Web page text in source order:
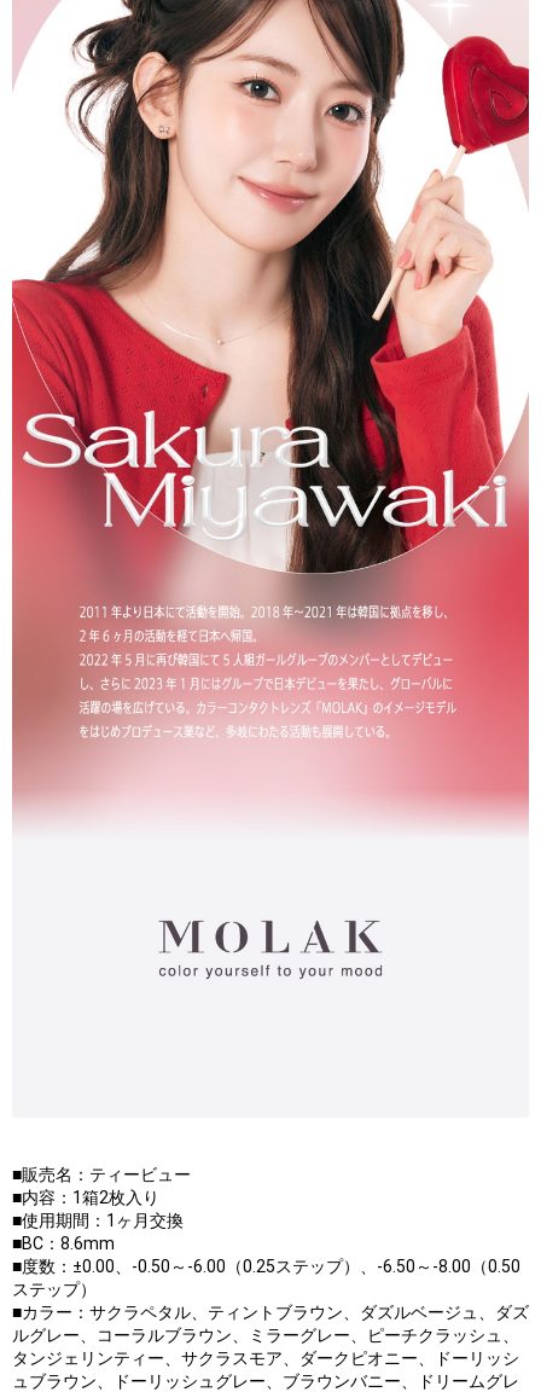
■販売名：ティービュー
■内容：1箱2枚入り
■使用期間：1ヶ月交換
■BC：8.6mm
■度数：±0.00、-0.50～-6.00（0.25ステップ）、-6.50～-8.00（0.50
ステップ）
■カラー：サクラペタル、ティントブラウン、ダズルベージュ、ダズ
ルグレー、コーラルブラウン、ミラーグレー、ピーチクラッシュ、
タンジェリンティー、サクラスモア、ダークピオニー、ドーリッシ
ュブラウン、ドーリッシュグレー、ブラウンバニー、ドリームグレ